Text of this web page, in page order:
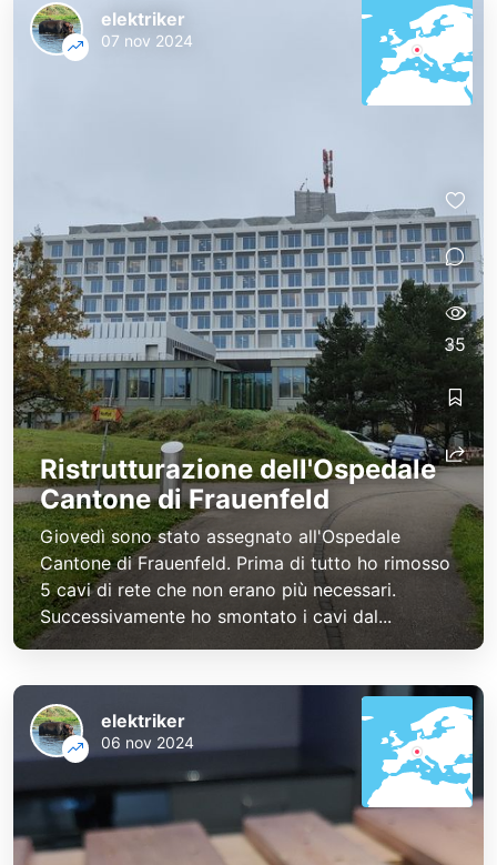
Ristrutturazione dell'Ospedale
Cantone di Frauenfeld
Giovedì sono stato assegnato all'Ospedale
Cantone di Frauenfeld. Prima di tutto ho rimosso
5 cavi di rete che non erano più necessari.
Successivamente ho smontato i cavi dal...
elektriker
07 nov 2024
35
elektriker
06 nov 2024